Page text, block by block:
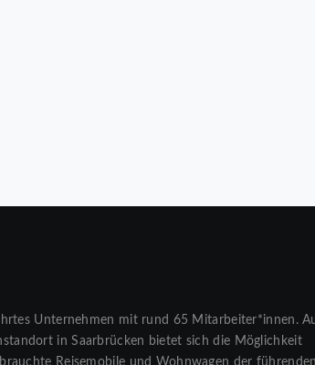
Unternehmen mit rund 65 Mitarbeiter*innen.
in Saarbrücken bietet sich die Möglichkeit
Reisemobile und Wohnwagen der führenden